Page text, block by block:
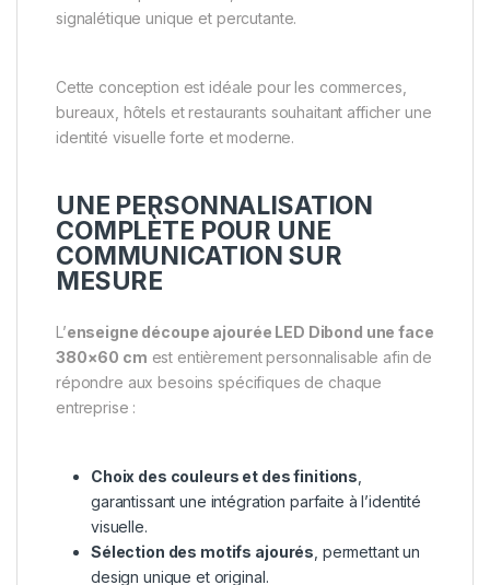
signalétique unique et percutante.
Cette conception est idéale pour les commerces,
bureaux, hôtels et restaurants souhaitant afficher une
identité visuelle forte et moderne.
UNE PERSONNALISATION
COMPLÈTE POUR UNE
COMMUNICATION SUR
MESURE
L’enseigne découpe ajourée LED Dibond une face
380×60 cm est entièrement personnalisable afin de
répondre aux besoins spécifiques de chaque
entreprise :
Choix des couleurs et des finitions
garantissant une intégration parfaite à l’identité
visuelle.
Sélection des motifs ajourés , permettant un
design unique et original.